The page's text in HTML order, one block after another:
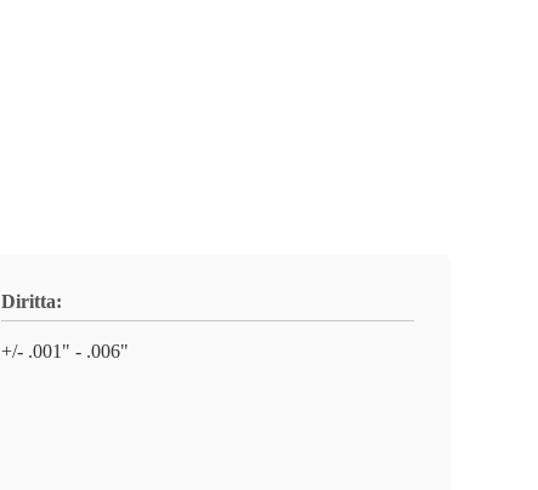
Diritta:
+/- .001" - .006"